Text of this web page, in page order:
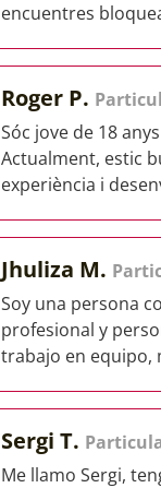
encuentres
Roger P.
Sóc jove de 18
Actualment, estic
experiència i
Jhuliza M.
Soy una persona
profesional y
trabajo en equipo,
Sergi T.
Me llamo Sergi,